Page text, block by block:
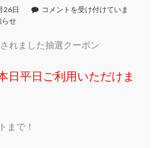
26日
コメントを受け付けていま
らせ
れました抽選クーポン
日平日ご利用いただけま
まで！